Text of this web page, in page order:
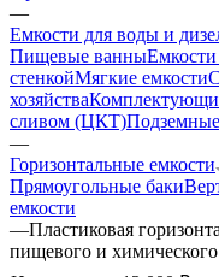
—
Емкости для воды и
Пищевые ванны
стенкойМягкие емкости
хозяйства
сливом (ЦКТ)
—
Горизонтальные емкости
Прямоугольные баки
емкости
—Пластиковая
пищевого и химического